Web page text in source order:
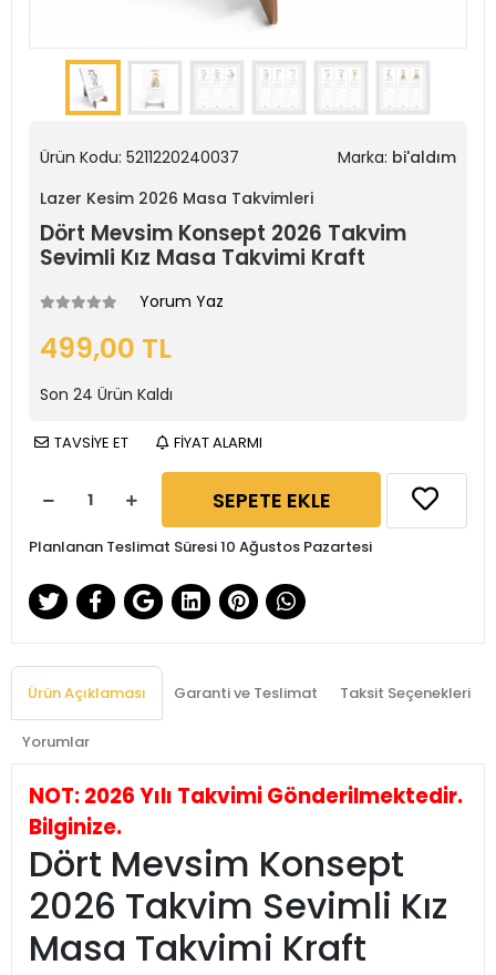
Ürün Kodu: 5211220240037 Marka: bi'aldım
Lazer Kesim 2026 Masa Takvimleri
Dört Mevsim Konsept 2026 Takvim
Sevimli Kız Masa Takvimi Kraft
Yorum Yaz
499,00 TL
Son 24 Ürün Kaldı
TAVSİYE ET FİYAT ALARMI
SEPETE EKLE
Planlanan Teslimat Süresi 10 Ağustos Pazartesi
Ürün Açıklaması Garanti ve Teslimat Taksit Seçenekleri
Yorumlar
NOT: 2026 Yılı Takvimi Gönderilmektedir.
Bilginize.
Dört Mevsim Konsept
2026 Takvim Sevimli Kız
Masa Takvimi Kraft